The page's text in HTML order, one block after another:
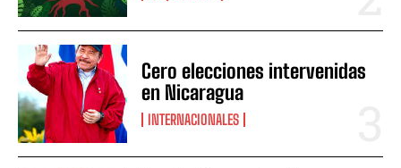
Cero elecciones intervenidas
en Nicaragua
INTERNACIONALES